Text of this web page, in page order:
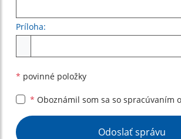
Príloha:
* povinné položky
* Oboznámil som sa so spracúvaním
Google reCaptcha Response
Odoslať správu